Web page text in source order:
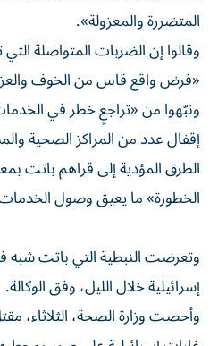
المتضررة والمعزولة».
وقالوا إن الضربات المتواصلة
«فرض واقع قاس من الخوف
ونبّهوا من «تراجعٍ خطر في
إقفال عدد من المراكز الصحية
الطرق المؤدية إلى قراهم باتت
الخطورة» ما يعيق وصول
وتعرضت النبطية التي باتت شبه
إسرائيلية خلال الليل، وفق الوكالة.